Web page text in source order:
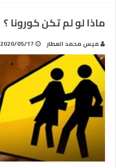
ماذا لو لم تكن كورونا ؟
ميس محمد العطار 2020/05/17